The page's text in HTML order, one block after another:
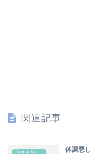
関連記事
体調悪し